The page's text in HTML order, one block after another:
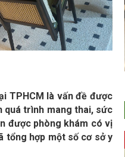
TPHCM là vấn đề được
quá trình mang thai, sức
được phòng khám có vị
tổng hợp một số cơ sở y